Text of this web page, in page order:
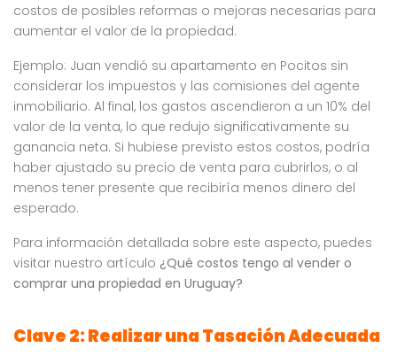
costos de posibles reformas o mejoras necesarias para
aumentar el valor de la propiedad.
Ejemplo: Juan vendió su apartamento en Pocitos sin
considerar los impuestos y las comisiones del agente
inmobiliario. Al final, los gastos ascendieron a un 10% del
valor de la venta, lo que redujo significativamente su
ganancia neta. Si hubiese previsto estos costos, podría
haber ajustado su precio de venta para cubrirlos, o al
menos tener presente que recibiría menos dinero del
esperado.
Para información detallada sobre este aspecto, puedes
visitar nuestro artículo ¿Qué costos tengo al vender o
comprar una propiedad en Uruguay?
Clave 2: Realizar una Tasación Adecuada